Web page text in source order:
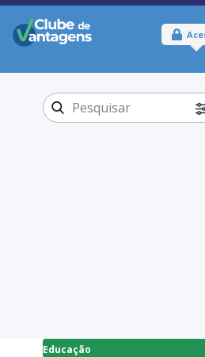
Educação